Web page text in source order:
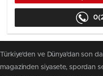
Türkiye'den ve Dünya’dan son
magazinden siyasete, spordan